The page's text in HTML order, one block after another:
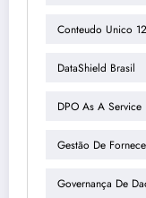
Conteudo Unico
DataShield Brasil
DPO As A Service
Gestão De
Governança De